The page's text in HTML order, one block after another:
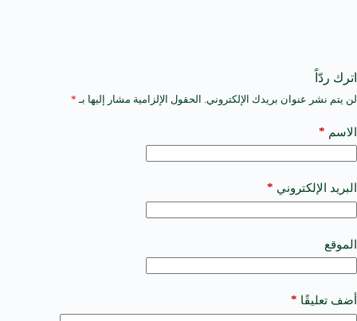
اترك ردّاً
لن يتم نشر عنوان بريدك الإلكتروني. الحقول الإلزامية مشار إليها بـ *
الاسم *
البريد الإلكتروني *
الموقع
أضف تعليقًا *
A
t
e
a
t
i
e
: